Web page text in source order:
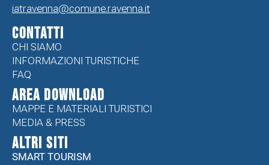
iatravenna@comune.ravenna.it
CONTATTI
CHI SIAMO
INFORMAZIONI TURISTICHE
FAQ
Area Download
MAPPE E MATERIALI TURISTICI
MEDIA & PRESS
ALTRI SITI
SMART TOURISM